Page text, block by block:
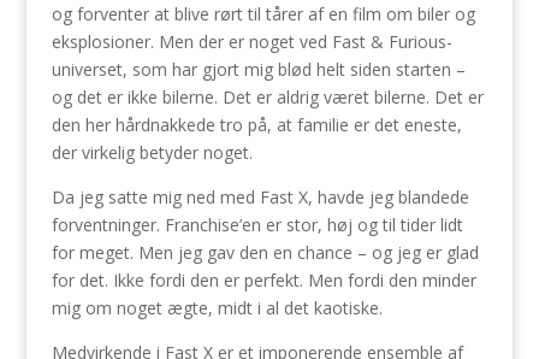
og forventer at blive rørt til tårer af en film om biler og
eksplosioner. Men der er noget ved Fast & Furious-
universet, som har gjort mig blød helt siden starten –
og det er ikke bilerne. Det er aldrig været bilerne. Det er
den her hårdnakkede tro på, at familie er det eneste,
der virkelig betyder noget.
Da jeg satte mig ned med Fast X, havde jeg blandede
forventninger. Franchise’en er stor, høj og til tider lidt
for meget. Men jeg gav den en chance – og jeg er glad
for det. Ikke fordi den er perfekt. Men fordi den minder
mig om noget ægte, midt i al det kaotiske.
Medvirkende i Fast X er et imponerende ensemble af